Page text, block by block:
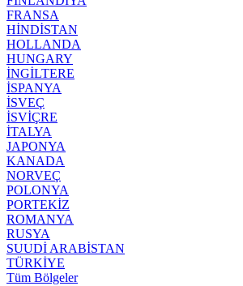
FRANSA
HİNDİSTAN
HOLLANDA
HUNGARY
İNGİLTERE
İSPANYA
İSVEÇ
İSVİÇRE
İTALYA
JAPONYA
KANADA
NORVEÇ
POLONYA
PORTEKİZ
ROMANYA
RUSYA
SUUDİ ARABİSTAN
TÜRKİYE
Tüm Bölgeler